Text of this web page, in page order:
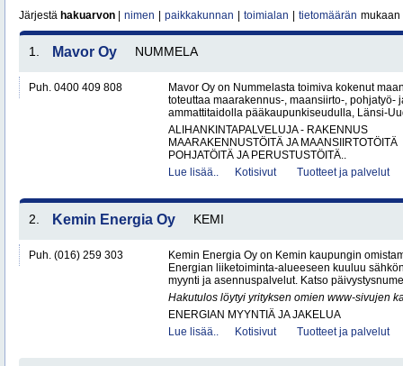
Järjestä hakuarvon nimen paikkakunnan toimialan tietomäärän mukaan
1. Mavor Oy NUMMELA
Puh. 0400 409 808
Mavor Oy on Nummelasta toimiva kokenut
toteuttaa maarakennus-, maansiirto-, pohjatyö-
ammattitaidolla pääkaupunkiseudulla, Länsi-
ALIHANKINTAPALVELUJA - RAKENNUS
MAARAKENNUSTÖITÄ JA MAANSIIRTOTÖITÄ
POHJATÖITÄ JA PERUSTUSTÖITÄ..
Lue lisää..
Kotisivut Tuotteet ja palvelut
2. Kemin Energia Oy KEMI
Puh. (016) 259 303
Kemin Energia Oy on Kemin kaupungin
Energian liiketoiminta-alueeseen kuuluu
myynti ja asennuspalvelut. Katso
Hakutulos löytyi yrityksen omien www-sivujen
ENERGIAN MYYNTIÄ JA JAKELUA
Lue lisää..
Kotisivut Tuotteet ja palvelut